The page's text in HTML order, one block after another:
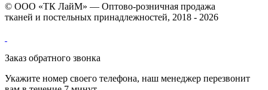
© ООО «ТК ЛайМ» — Оптово-розничная продажа
тканей и постельных принадлежностей, 2018 - 2026
Заказ обратного звонка
Укажите номер своего телефона, наш менеджер перезвонит